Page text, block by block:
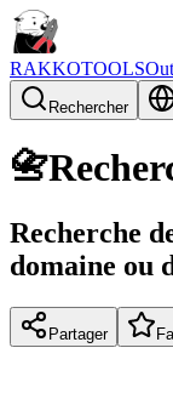
RAKKOTOOLS
Rechercher
📇
Recherche
domaine ou
Partager